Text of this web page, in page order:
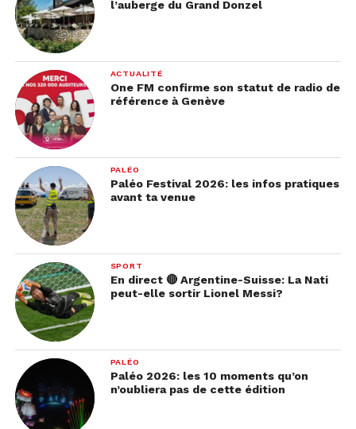
La chanson aurait été produite par Andrew Watt et
Cirkut, déjà impliqués dans l’album
Les fans trépignent déjà
Si aucune date officielle de sortie n’est encore
confirmée, les précommandes des versions
vinyle, cassette et CD sont déjà ouvertes. Un
lancement surprise d’ici l’automne semble de
plus en plus probable.
Une chose est sûre: Taylor Swift prépare un retour
grandiose et compte bien marquer à nouveau
l’histoire de la musique pop.
l’auberge du Grand Donzel
ACTUALITÉ
One FM confirme son statut de radio de
référence à Genève
PALÉO
Paléo Festival 2026: les infos pratiques
avant ta venue
SPORT
En direct 🔴 Argentine-Suisse: La Nati
peut-elle sortir Lionel Messi?
PALÉO
Paléo 2026: les 10 moments qu’on
n’oubliera pas de cette édition